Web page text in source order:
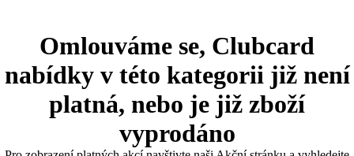
Omlouváme se, Clubcard
nabídky v této kategorii již není
platná, nebo je již zboží
vyprodáno